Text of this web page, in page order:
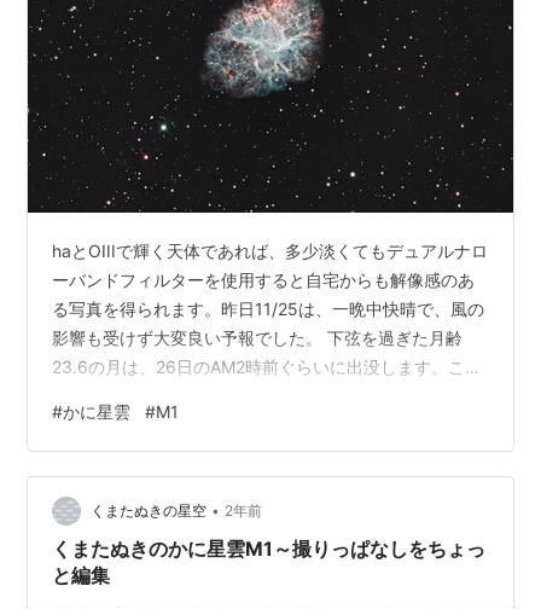
haとOIIIで輝く天体であれば、多少淡くてもデュアルナロ
ーバンドフィルターを使用すると自宅からも解像感のあ
る写真を得られます。昨日11/25は、一晩中快晴で、風の
影響も受けず大変良い予報でした。 下弦を過ぎた月齢
23.6の月は、26日のAM2時前ぐらいに出没します。これ
う。 何とか仕事を18時頃に片づけて、今一使いこなせて
いないGS-200RCを庭に出して、かに星雲を撮ってみま
した。本当は、前半カシオペア座の魚頭星雲（IC1795）
を撮影して後半かに星雲を撮るつもりでしたが、かに星
雲優先でセッティングした場所では、わずかに軒下に隠
れて撮れません…
#かに星雲 #M1
くまたぬきの星空 • 2年前
くまたぬきのかに星雲M1～撮りっぱなしをちょっ
と編集